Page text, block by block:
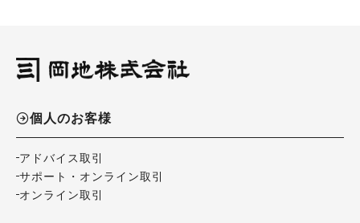
個人のお客様
アドバイス取引
サポート・オンライン取引
オンライン取引